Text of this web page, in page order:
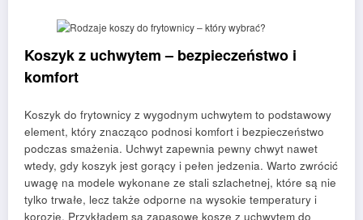
Koszyk z uchwytem – bezpieczeństwo i
komfort
Koszyk do frytownicy z wygodnym uchwytem to podstawowy
element, który znacząco podnosi komfort i bezpieczeństwo
podczas smażenia. Uchwyt zapewnia pewny chwyt nawet
wtedy, gdy koszyk jest gorący i pełen jedzenia. Warto zwrócić
uwagę na modele wykonane ze stali szlachetnej, które są nie
tylko trwałe, lecz także odporne na wysokie temperatury i
korozję. Przykładem są zapasowe kosze z uchwytem do